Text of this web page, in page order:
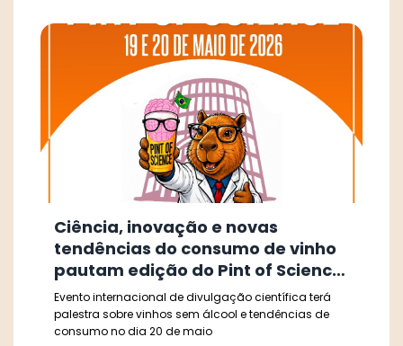
Ciência, inovação e novas
tendências do consumo de vinho
pautam edição do Pint of Science
em Bento Gonçalves
Evento internacional de divulgação científica terá
palestra sobre vinhos sem álcool e tendências de
consumo no dia 20 de maio